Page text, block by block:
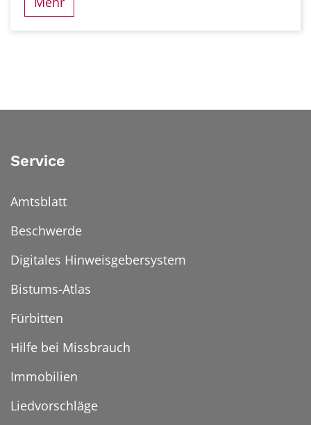
Service
Amtsblatt
Beschwerde
Digitales Hinweisgebersystem
Bistums-Atlas
Fürbitten
Hilfe bei Missbrauch
Immobilien
Liedvorschläge